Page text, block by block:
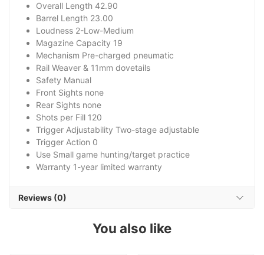
Overall Length 42.90
Barrel Length 23.00
Loudness 2-Low-Medium
Magazine Capacity 19
Mechanism Pre-charged pneumatic
Rail Weaver & 11mm dovetails
Safety Manual
Front Sights none
Rear Sights none
Shots per Fill 120
Trigger Adjustability Two-stage adjustable
Trigger Action 0
Use Small game hunting/target practice
Warranty 1-year limited warranty
Reviews (0)
You also like